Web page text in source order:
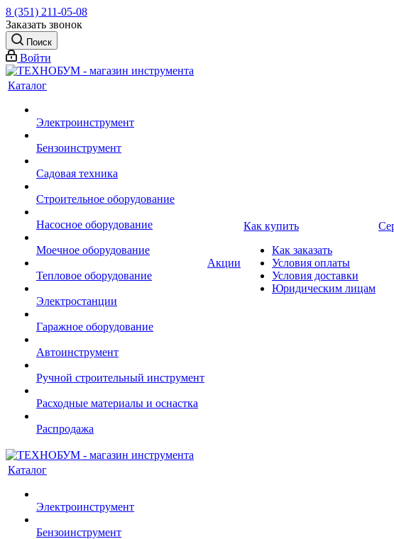
8 (351) 211-05-08
Заказать звонок
Поиск
Войти
Каталог
Электроинструмент
Бензоинструмент
Садовая техника
Строительное оборудование
Насосное оборудование
Моечное оборудование
Тепловое оборудование
Электростанции
Гаражное оборудование
Автоинструмент
Ручной строительный инструмент
Расходные материалы и оснастка
Распродажа
Акции
Как купить
Как заказать
Условия оплаты
Условия доставки
Юридическим лицам
Каталог
Электроинструмент
Бензоинструмент